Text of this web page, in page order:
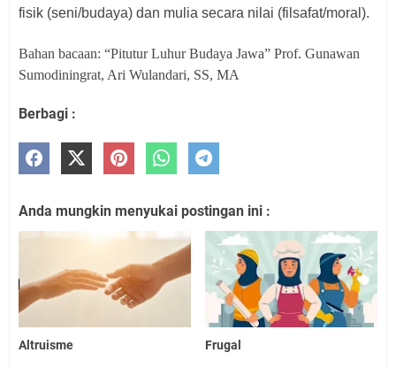
fisik (seni/budaya) dan mulia secara nilai (filsafat/moral).
Bahan bacaan: “Pitutur Luhur Budaya Jawa” Prof. Gunawan
Sumodiningrat, Ari Wulandari, SS, MA
Berbagi :
Anda mungkin menyukai postingan ini :
Altruisme Frugal